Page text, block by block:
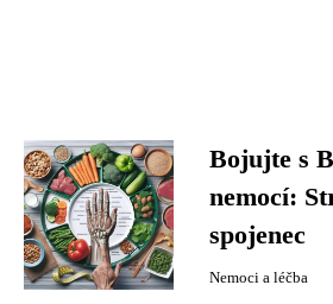
Bojujte s
nemocí:
spojenec
Nemoci a léčba